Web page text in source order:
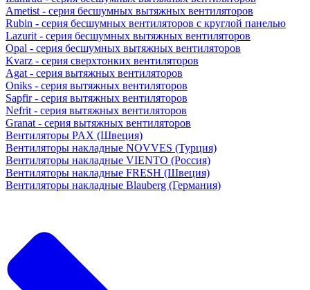
Ametist - серия бесшумных вытяжных вентиляторов
Rubin - серия бесшумных вентиляторов с круглой панелью
Lazurit - серия бесшумных вытяжных вентиляторов
Opal - серия бесшумных вытяжных вентиляторов
Kvarz - серия сверхтонких вентиляторов
Agat - серия вытяжных вентиляторов
Oniks - серия вытяжных вентиляторов
Sapfir - серия вытяжных вентиляторов
Nefrit - серия вытяжных вентиляторов
Granat - серия вытяжных вентиляторов
Вентиляторы PAX (Швеция)
Вентиляторы накладные NOVVES (Турция)
Вентиляторы накладные VIENTO (Россия)
Вентиляторы накладные FRESH (Швеция)
Вентиляторы накладные Blauberg (Германия)